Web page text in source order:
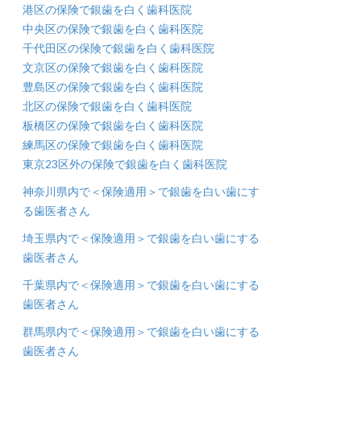
港区の保険で銀歯を白く歯科医院
中央区の保険で銀歯を白く歯科医院
千代田区の保険で銀歯を白く歯科医院
文京区の保険で銀歯を白く歯科医院
豊島区の保険で銀歯を白く歯科医院
北区の保険で銀歯を白く歯科医院
板橋区の保険で銀歯を白く歯科医院
練馬区の保険で銀歯を白く歯科医院
東京23区外の保険で銀歯を白く歯科医院
神奈川県内で＜保険適用＞で銀歯を白い歯にす
る歯医者さん
埼玉県内で＜保険適用＞で銀歯を白い歯にする
歯医者さん
千葉県内で＜保険適用＞で銀歯を白い歯にする
歯医者さん
群馬県内で＜保険適用＞で銀歯を白い歯にする
歯医者さん